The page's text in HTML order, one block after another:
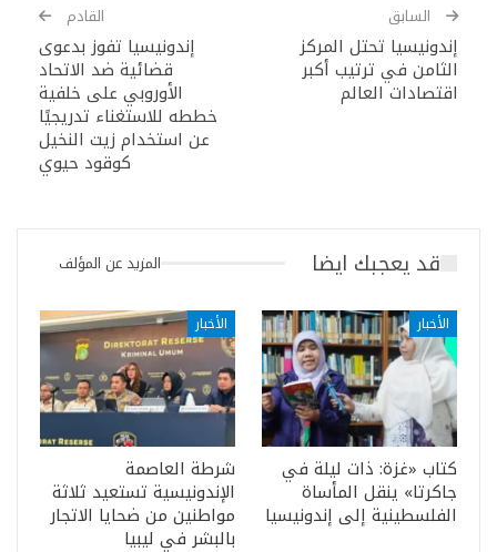
السابق
إندونيسيا تحتل المركز
الثامن في ترتيب أكبر
اقتصادات العالم
القادم
إندونيسيا تفوز بدعوى
قضائية ضد الاتحاد
الأوروبي على خلفية
خططه للاستغناء تدريجيًا
عن استخدام زيت النخيل
كوقود حيوي
قد يعجبك ايضا المزيد عن المؤلف
الأخبار
كتاب «غزة: ذات ليلة في
جاكرتا» ينقل المأساة
الفلسطينية إلى إندونيسيا
الأخبار
شرطة العاصمة
الإندونيسية تستعيد ثلاثة
مواطنين من ضحايا الاتجار
بالبشر في ليبيا